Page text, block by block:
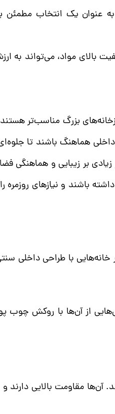
عنوان یک انتخاب مطمئن
بالای مواد، می‌تواند به
بزرگ مناسب‌تر
هماهنگ باشند تا
بر زیبایی و هماهنگی
باشند و نیازهای روزمره
با طراحی داخلی
از آن‌ها با روکش